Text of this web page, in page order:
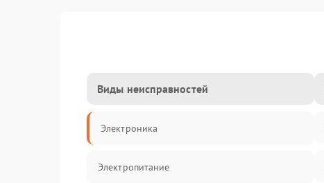
Виды неисправностей
Электроника
Электропитание